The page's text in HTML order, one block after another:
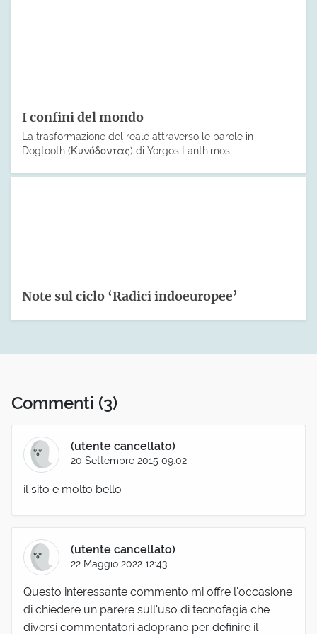
I confini del mondo
La trasformazione del reale attraverso le parole in
Dogtooth (Κυνόδοντας) di Yorgos Lanthimos
Note sul ciclo ‘Radici indoeuropee’
Commenti (3)
(utente cancellato)
20 Settembre 2015 09:02
il sito e molto bello
(utente cancellato)
22 Maggio 2022 12:43
Questo interessante commento mi offre l'occasione
di chiedere un parere sull'uso di tecnofagia che
diversi commentatori adoprano per definire il